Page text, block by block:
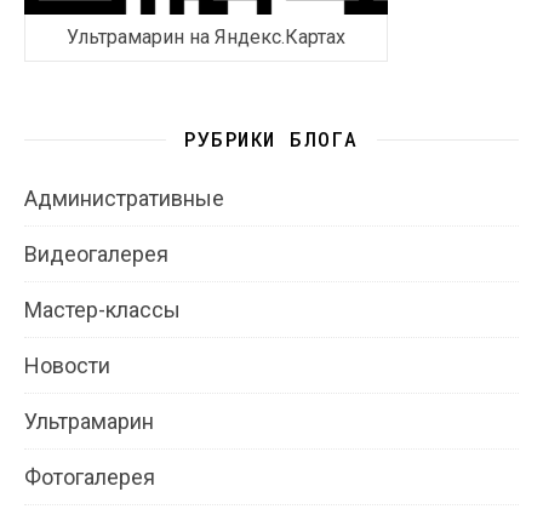
Ультрамарин на Яндекс.Картах
РУБРИКИ БЛОГА
Административные
Видеогалерея
Мастер-классы
Новости
Ультрамарин
Фотогалерея